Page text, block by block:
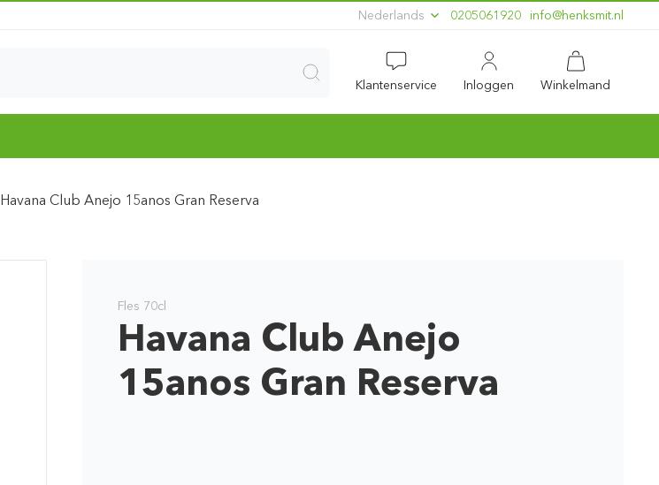
Nederlands 0205061920 ln.timskneh@ofni
Klantenservice Inloggen Winkelmand
Havana Club Anejo 15anos Gran Reserva
Fles 70cl
Havana Club Anejo
15anos Gran Reserva